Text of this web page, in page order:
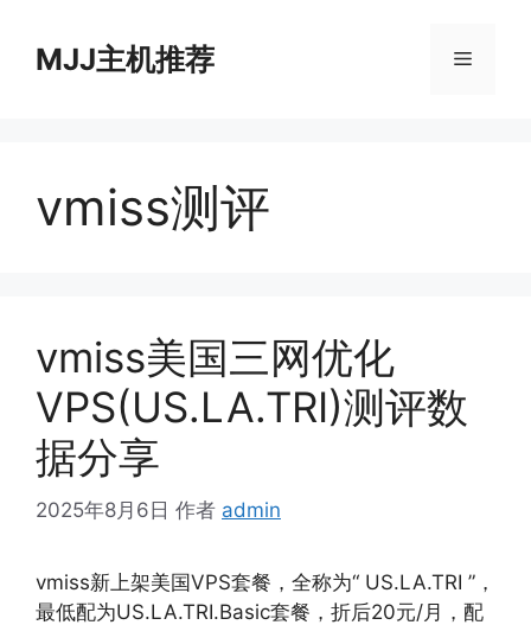
MJJ主机推荐 菜
vmiss测评
vmiss美国三网优化
VPS(US.LA.TRI)测评数
据分享
2025年8月6日 作者 admin
vmiss新上架美国VPS套餐，全称为“ US.LA.TRI ”，
最低配为US.LA.TRI.Basic套餐，折后20元/月，配